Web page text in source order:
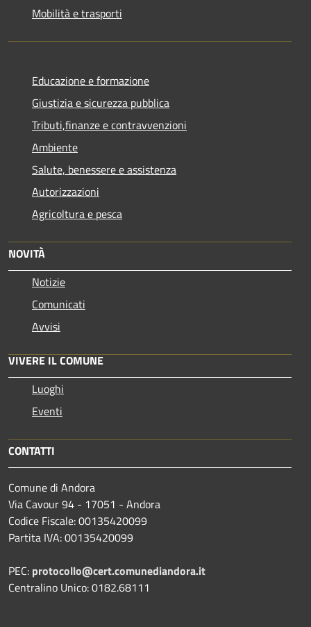
Mobilità e trasporti
Educazione e formazione
Giustizia e sicurezza pubblica
Tributi,finanze e contravvenzioni
Ambiente
Salute, benessere e assistenza
Autorizzazioni
Agricoltura e pesca
NOVITÀ
Notizie
Comunicati
Avvisi
VIVERE IL COMUNE
Luoghi
Eventi
CONTATTI
Comune di Andora
Via Cavour 94 - 17051 - Andora
Codice Fiscale: 00135420099
Partita IVA: 00135420099
PEC: protocollo@cert.comunediandora.it
Centralino Unico: 0182.68111